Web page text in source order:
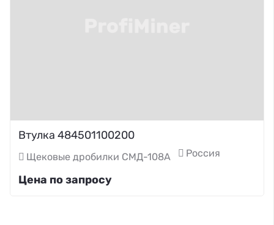
Втулка 484501100200
Щековые дробилки СМД-108А Россия
Цена по запросу